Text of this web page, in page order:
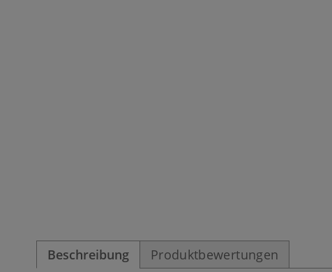
Beschreibung Produktbewertungen